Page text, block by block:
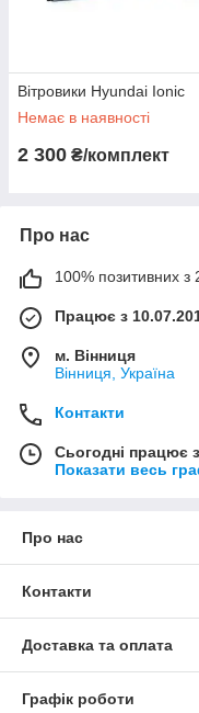
Вітровики Hyundai Ionic
Немає в наявності
2 300 ₴/комплект
Про нас
100% позитивних з
Працює з
м. Вінниця
Вінниця, Україна
Контакти
Сьогодні працює
Показати весь
Про нас
Контакти
Доставка та оплата
Графік роботи